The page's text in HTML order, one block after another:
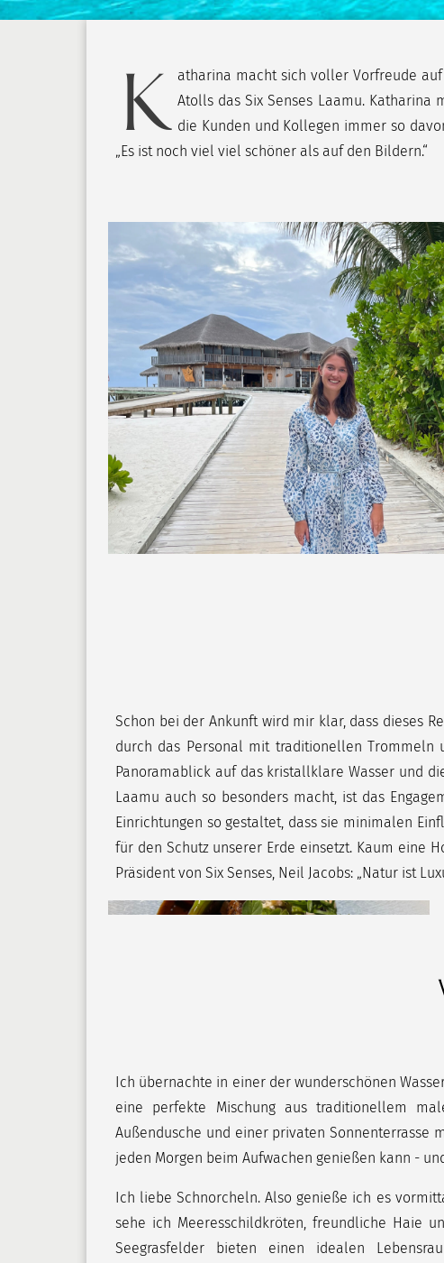
K atharina macht sich voller Vorfreude auf
Atolls das Six Senses Laamu. Katharina
die Kunden und Kollegen immer so
„Es ist noch viel viel schöner als auf den Bildern.“
Schon bei der Ankunft wird mir klar, dass dieses
durch das Personal mit traditionellen Trommeln
Panoramablick auf das kristallklare Wasser und
Laamu auch so besonders macht, ist das
Einrichtungen so gestaltet, dass sie minimalen
für den Schutz unserer Erde einsetzt. Kaum eine
Präsident von Six Senses, Neil Jacobs: „Natur ist
Ich übernachte in einer der wunderschönen
eine perfekte Mischung aus traditionellem
Außendusche und einer privaten Sonnenterrasse
jeden Morgen beim Aufwachen genießen kann -
Ich liebe Schnorcheln. Also genieße ich es
sehe ich Meeresschildkröten, freundliche Haie
Seegrasfelder bieten einen idealen